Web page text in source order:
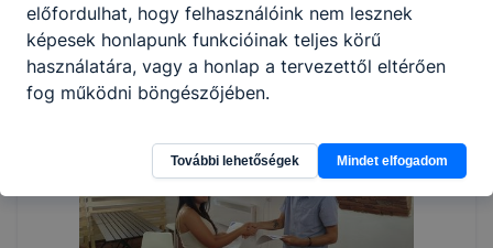
előfordulhat, hogy felhasználóink nem lesznek
képesek honlapunk funkcióinak teljes körű
használatára, vagy a honlap a tervezettől eltérően
fog működni böngészőjében.
További lehetőségek Mindet elfogadom